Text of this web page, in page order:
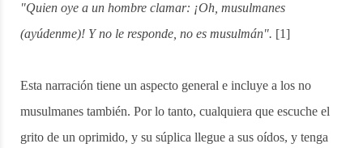
"Quien oye a un hombre clamar: ¡Oh, musulmanes
(ayúdenme)! Y no le responde, no es musulmán". [1]
Esta narración tiene un aspecto general e incluye a los no
musulmanes también. Por lo tanto, cualquiera que escuche el
grito de un oprimido, y su súplica llegue a sus oídos, y tenga